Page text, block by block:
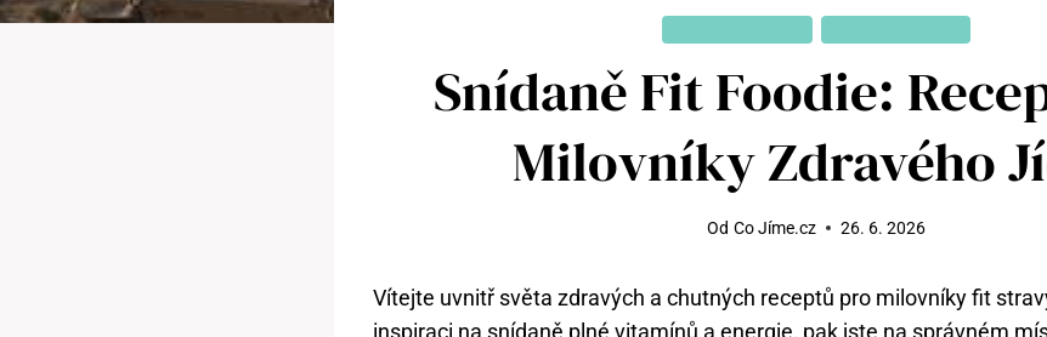
Snídaně Fit Foodie:
Milovníky Zdravého
Od Co Jíme.cz 26. 6. 2026
Vítejte uvnitř světa zdravých a chutných receptů pro milovníky fit
inspiraci na snídaně plné vitamínů a energie, pak jste na správném